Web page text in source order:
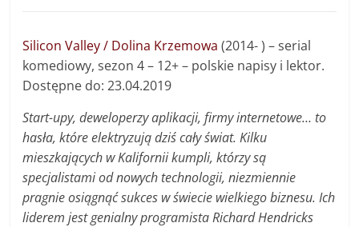
Silicon Valley / Dolina Krzemowa (2014- ) – serial
komediowy, sezon 4 – 12+ – polskie napisy i lektor.
Dostępne do: 23.04.2019
Start-upy, deweloperzy aplikacji, firmy internetowe… to
hasła, które elektryzują dziś cały świat. Kilku
mieszkających w Kalifornii kumpli, którzy są
specjalistami od nowych technologii, niezmiennie
pragnie osiągnąć sukces w świecie wielkiego biznesu. Ich
liderem jest genialny programista Richard Hendricks